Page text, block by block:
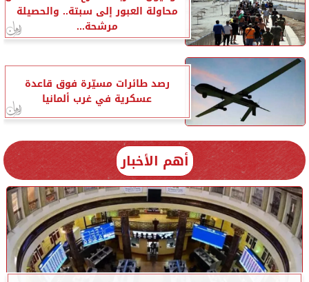
محاولة العبور إلى سبتة.. والحصيلة
مرشحة...
رصد طائرات مسيّرة فوق قاعدة
عسكرية في غرب ألمانيا
أهم الأخبار